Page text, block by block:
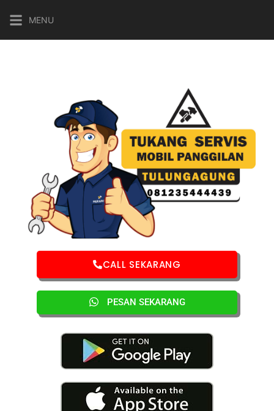
MENU
CALL SEKARANG
PESAN SEKARANG